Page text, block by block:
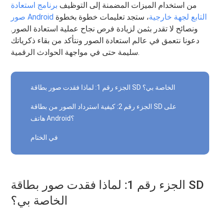
من استخدام الميزات المضمنة إلى التوظيف برنامج استعادة
صور Android التابع لجهة خارجية، ستجد تعليمات خطوة بخطوة
ونصائح لا تقدر بثمن لزيادة فرص نجاح عملية استعادة الصور.
دعونا نتعمق في عالم استعادة الصور ونتأكد من بقاء ذكرياتك
سليمة حتى في مواجهة الحوادث الرقمية.
الجزء رقم 1: لماذا فقدت صور بطاقة SD الخاصة بي؟
الجزء رقم 2: كيفية استرداد الصور من بطاقة SD على
هاتف Android؟
في الختام
الجزء رقم 1: لماذا فقدت صور بطاقة SD
الخاصة بي؟